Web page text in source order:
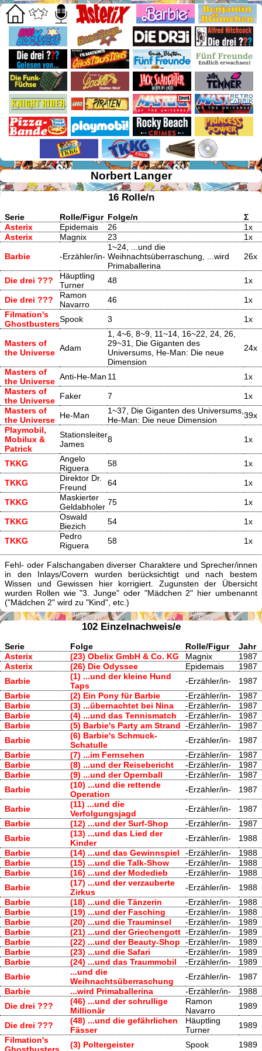
Norbert Langer
16 Rolle/n
Serie Rolle/Figur Folge/n
Σ
Asterix
Epidemais 26
1x
Asterix
Magnix 23 1x
Barbie -Erzähler/in-
1~24, ...und die
Weihnachtsüberraschung, ...wird
Primaballerina
26x
Die drei ???
Häuptling
Turner
48 1x
Die drei ???
Ramon
Navarro
46
1x
Filmation's
GhostbustersSpook 3 1x
Masters of
the Universe Adam
1, 4~6, 8~9, 11~14, 16~22, 24, 26,
29~31, Die Giganten des
Universums, He-Man: Die neue
Dimension
24x
Masters of
the Universe Anti-He-Man 11
1x
Masters of
the Universe Faker 7
1x
Masters of
the Universe He-Man
1~37, Die Giganten des Universums,
He-Man: Die neue Dimension
39x
Playmobil,
Mobilux &
Patrick
Stationsleiter
James
8 1x
TKKG
Angelo
Riguera
58 1x
TKKG
Direktor Dr.
Freund
64 1x
TKKG
Maskierter
Geldabholer 75 1x
TKKG
Oswald
Biezich
54 1x
TKKG
Pedro
Riguera
58 1x
Fehl- oder Falschangaben diverser Charaktere und Sprecher/innen
in den Inlays/Covern wurden berücksichtigt und nach bestem
Wissen und Gewissen hier korrigiert. Zugunsten der Übersicht
wurden Rollen wie "3. Junge" oder "Mädchen 2" hier umbenannt
("Mädchen 2" wird zu "Kind", etc.)
102 Einzelnachweis/e
Serie Folge Rolle/Figur
Jahr
Asterix
(23) Obelix GmbH & Co. KG Magnix
1987
Asterix
(26) Die Odyssee Epidemais
1987
Barbie
(1) ...und der kleine Hund
Taps
-Erzähler/in-
1987
Barbie
(2) Ein Pony für Barbie -Erzähler/in-
1987
Barbie
(3) ...übernachtet bei Nina -Erzähler/in-
1987
Barbie
(4) ...und das Tennismatch -Erzähler/in-
1987
Barbie
(5) Barbie's Party am Strand -Erzähler/in-
1987
Barbie
(6) Barbie's Schmuck-
Schatulle
-Erzähler/in-
1987
Barbie
(7) ...im Fernsehen -Erzähler/in-
1987
Barbie
(8) ...und der Reisebericht -Erzähler/in-
1987
Barbie
(9) ...und der Opernball -Erzähler/in-
1987
Barbie
(10) ...und die rettende
Operation
-Erzähler/in- 1987
Barbie
(11) ...und die
Verfolgungsjagd
-Erzähler/in-
1987
Barbie
(12) ...und der Surf-Shop -Erzähler/in-
1987
Barbie
(13) ...und das Lied der
Kinder
-Erzähler/in-
1988
Barbie
(14) ...und das Gewinnspiel -Erzähler/in-
1988
Barbie
(15) ...und die Talk-Show -Erzähler/in-
1988
Barbie
(16) ...und der Modedieb -Erzähler/in-
1988
Barbie
(17) ...und der verzauberte
Zirkus
-Erzähler/in-
1988
Barbie
(18) ...und die Tänzerin -Erzähler/in-
1988
Barbie
(19) ...und der Fasching -Erzähler/in-
1988
Barbie
(20) ...und die Trauminsel -Erzähler/in-
1989
Barbie
(21) ...und der Griechengott -Erzähler/in-
1989
Barbie
(22) ...und der Beauty-Shop -Erzähler/in-
1989
Barbie
(23) ...und die Safari -Erzähler/in-
1989
Barbie
(24) ...und das Traummobil -Erzähler/in-
1989
Barbie
...und die
Weihnachtsüberraschung
-Erzähler/in-
1987
Barbie
...wird Primaballerina -Erzähler/in-
1988
Die drei ???
(46) ...und der schrullige
Millionär
Ramon
Navarro
1989
Die drei ???
(48) ...und die gefährlichen
Fässer
Häuptling
Turner
1989
Filmation's
Ghostbusters
(3) Poltergeister Spook 1989